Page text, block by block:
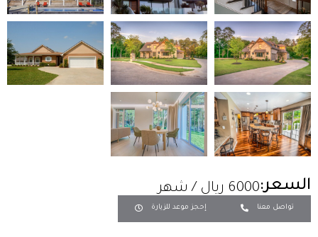
السعر:6000 ريال / شهر
إحجز موعد للزيارة تواصل معنا